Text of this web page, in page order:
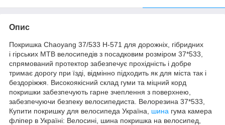
Опис
Покришка Chaoyang 37/533 H-571 для дорожніх, гібридних
і гірських MTB велосипедів з посадковим розміром 37*533,
спрямований протектор забезпечує прохідність і добре
тримає дорогу при їзді, відмінно підходить як для міста так і
бездоріжжя. Високоякісний склад гуми та міцний корд
покришки забезпечують гарне зчеплення з поверхнею,
забезпечуючи безпеку велосипедиста. Велорезина 37*533,
Купити покришку для велосипеда Україна, шина гума камера
фліпер в Україні: Велосині, шина покришка на велосипед,